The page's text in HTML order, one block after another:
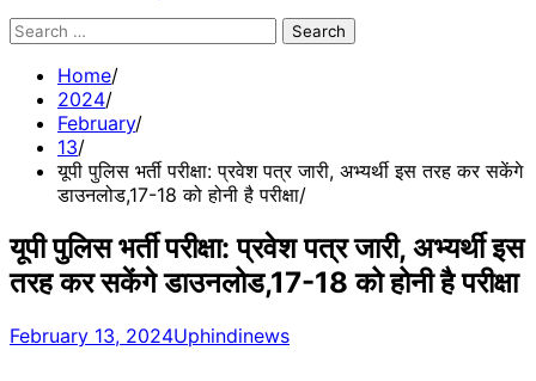
Search
Home
2024
February
13
यूपी पुलिस भर्ती परीक्षा: प्रवेश पत्र जारी, अभ्यर्थी इस तरह कर सकेंगे
डाउनलोड,17-18 को होनी है परीक्षा
यूपी पुलिस भर्ती परीक्षा: प्रवेश पत्र जारी, अभ्यर्थी इस
तरह कर सकेंगे डाउनलोड,17-18 को होनी है परीक्षा
February 13, 2024Uphindinews